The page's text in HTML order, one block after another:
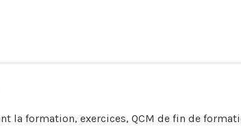
la formation, exercices, QCM de fin de